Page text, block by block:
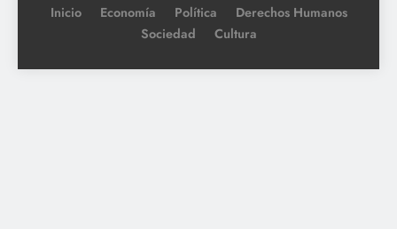
Inicio Economía Política
Derechos Humanos
Sociedad
Cultura